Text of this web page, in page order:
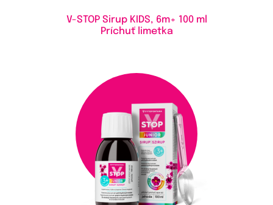
V-STOP Sirup KIDS, 6m+ 100 ml
Príchuť limetka